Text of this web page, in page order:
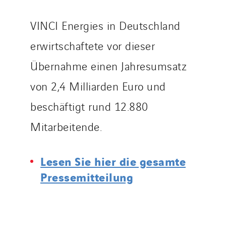
VINCI Energies in Deutschland
erwirtschaftete vor dieser
Übernahme einen Jahresumsatz
von 2,4 Milliarden Euro und
beschäftigt rund 12.880
Mitarbeitende.
Lesen Sie hier die gesamte
Pressemitteilung